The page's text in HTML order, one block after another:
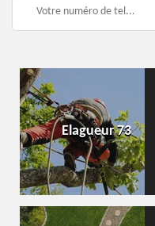
Elagueur 73